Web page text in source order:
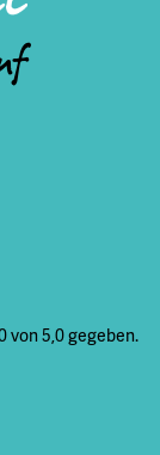
von 5,0 gegeben.